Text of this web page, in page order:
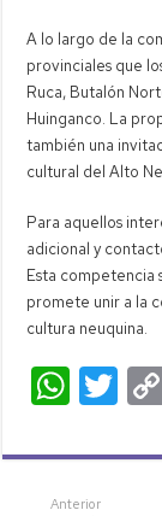
A lo largo de la
provinciales que
Ruca, Butalón
Huinganco. La
también una
cultural del Alto
Para aquellos
adicional y
Esta competencia
promete unir a la
cultura neuquina.
W
at
s
T
tt
Anterior